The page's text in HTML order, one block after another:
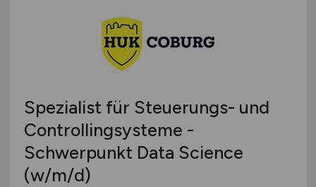
Spezialist für Steuerungs- und
Controllingsysteme -
Schwerpunkt Data Science
(w/m/d)